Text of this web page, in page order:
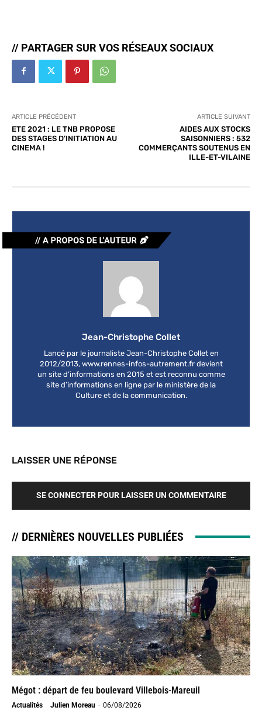
// PARTAGER SUR VOS RÉSEAUX SOCIAUX
ARTICLE PRÉCÉDENT
ETE 2021 : LE TNB PROPOSE
DES STAGES D’INITIATION AU
CINEMA !
ARTICLE SUIVANT
AIDES AUX STOCKS
SAISONNIERS : 532
COMMERÇANTS SOUTENUS EN
ILLE-ET-VILAINE
Jean-Christophe Collet
Lancé par le journaliste Jean-Christophe Collet en
2012/2013, www.rennes-infos-autrement.fr devient
un site d’informations en 2015 et est reconnu comme
site d’informations en ligne par le ministère de la
Culture et de la communication.
LAISSER UNE RÉPONSE
SE CONNECTER POUR LAISSER UN COMMENTAIRE
// DERNIÈRES NOUVELLES PUBLIÉES
Mégot : départ de feu boulevard Villebois-Mareuil
Actualités Julien Moreau - 06/08/2026